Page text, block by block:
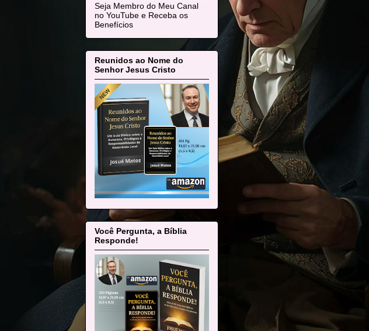
Seja Membro do Meu Canal
no YouTube e Receba os
Benefícios
Reunidos ao Nome do
Senhor Jesus Cristo
Você Pergunta, a Bíblia
Responde!